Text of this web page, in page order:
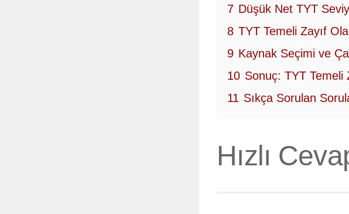
7 Düşük Net TYT
8 TYT Temeli Zayıf
9 Kaynak Seçimi ve
10 Sonuç: TYT Temeli
11 Sıkça Sorulan
Hızlı